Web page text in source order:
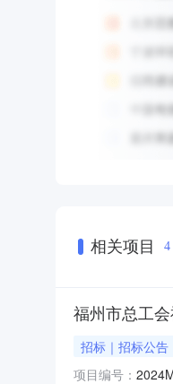
相关项目 4
福州市总工
招标｜招标公告
项目编号：